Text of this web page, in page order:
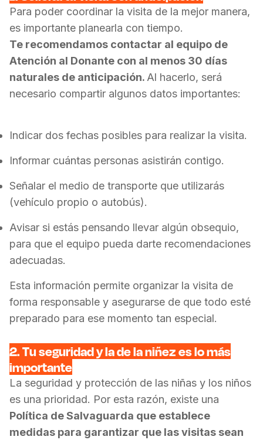
Para poder coordinar la visita de la mejor manera,
es importante planearla con tiempo.
Te recomendamos contactar al equipo de
Atención al Donante con al menos 30 días
naturales de anticipación. Al hacerlo, será
necesario compartir algunos datos importantes:
Indicar dos fechas posibles para realizar la visita.
Informar cuántas personas asistirán contigo.
Señalar el medio de transporte que utilizarás
(vehículo propio o autobús).
Avisar si estás pensando llevar algún obsequio,
para que el equipo pueda darte recomendaciones
adecuadas.
Esta información permite organizar la visita de
forma responsable y asegurarse de que todo esté
preparado para ese momento tan especial.
2. Tu seguridad y la de la niñez es lo más
importante
La seguridad y protección de las niñas y los niños
es una prioridad. Por esta razón, existe una
Política de Salvaguarda que establece
medidas para garantizar que las visitas sean